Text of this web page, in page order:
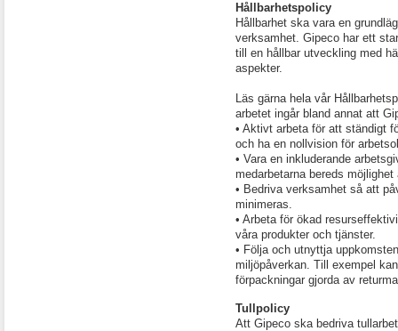
Hållbarhetspolicy
Hållbarhet ska vara en
verksamhet. Gipeco har ett
till en hållbar utveckling med
aspekter.
Läs gärna hela vår
arbetet ingår bland annat att
• Aktivt arbeta för att ständigt
och ha en nollvision för
• Vara en inkluderande
medarbetarna bereds
• Bedriva verksamhet så att
minimeras.
• Arbeta för ökad
våra produkter och tjänster.
• Följa och utnyttja
miljöpåverkan. Till exempel
förpackningar gjorda av
Tullpolicy
Att Gipeco ska bedriva